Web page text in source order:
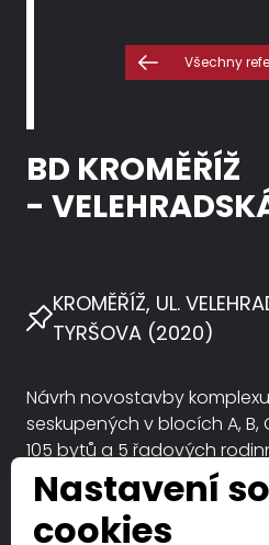
Všechny
BD KROMĚŘÍŽ
-
KROMĚŘÍŽ, UL.
TYRŠOVA (2020)
Návrh novostavby
seskupených v blocích A,
105 bytů a 5 řadových
obslužných komunikací,
(chodníky), parkovacích a
a přípojek inženýrských sítí.
Nastavení
cookies